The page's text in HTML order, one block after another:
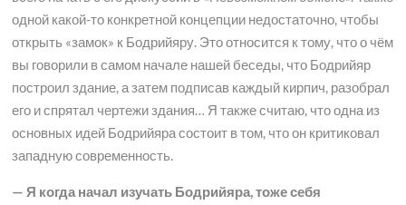
одной какой-то конкретной концепции недостаточно, чтобы
открыть «замок» к Бодрийяру. Это относится к тому, что о чём
вы говорили в самом начале нашей беседы, что Бодрийяр
построил здание, а затем подписав каждый кирпич, разобрал
его и спрятал чертежи здания… Я также считаю, что одна из
основных идей Бодрийяра состоит в том, что он критиковал
западную современность.
— Я когда начал изучать Бодрийяра, тоже себя